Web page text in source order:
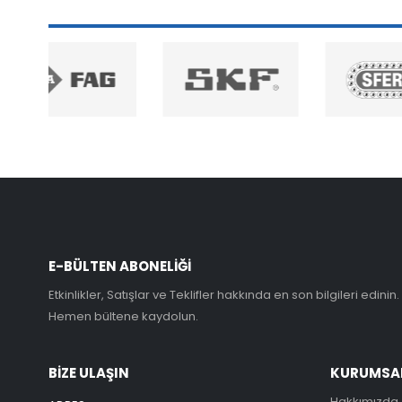
E-BÜLTEN ABONELİĞİ
Etkinlikler, Satışlar ve Teklifler hakkında en son bilgileri edinin.
Hemen bültene kaydolun.
BİZE ULAŞIN